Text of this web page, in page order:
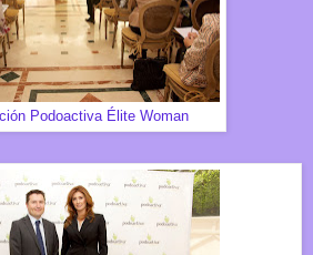
Podoactiva Élite Woman